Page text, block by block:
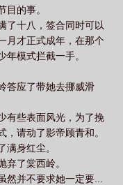
的事。
了十八，签合同时可以
月才正式成年，在那个
年模式拦截一手。
答应了带她去挪威滑
有些表面风光，为了挽
请动了影帝顾青和。
身红尘。
了棠西岭。
并不要求她一定要...